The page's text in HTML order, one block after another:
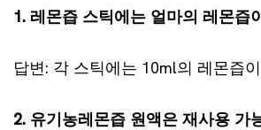
1. 레몬즙 스틱에는 얼마의 레몬즙
답변: 각 스틱에는 10ml의 레몬즙
2. 유기농레몬즙 원액은 재사용 가